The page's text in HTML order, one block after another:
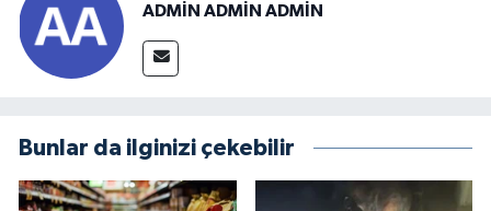
ADMİN ADMİN ADMİN
Bunlar da ilginizi çekebilir